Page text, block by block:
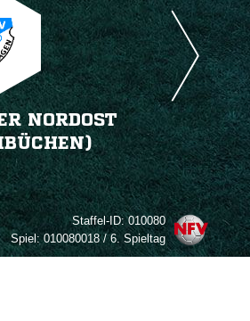
NORDOST
Staffel-ID:010080
Spiel:010080018 / 6. Spieltag